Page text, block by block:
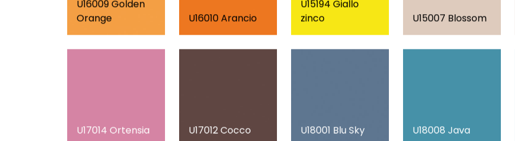
U16009 Golden
Orange
U16010 Arancio
U15194 Giallo
zinco
U15007 Blossom
U17014 Ortensia U17012 Cocco U18001 Blu Sky U18008 Java